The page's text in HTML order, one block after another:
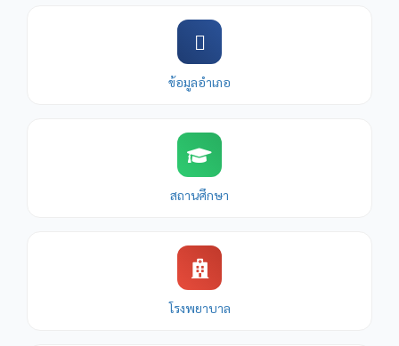
เมืองนครชุม: ตั้งอยู่ฝั่งตะวันตกของแม่น้ำปิง มีโบราณสถานที่
เมืองชากังราว: ตั้งอยู่ฝั่งตะวันออก (ฝั่งตัวเมืองปัจจุบัน) มีการ
สร้างกำแพงเมืองที่แข็งแกร่งด้วยศิลาแลง จนเป็นที่มาของชื่อ
"กำแพงเพชร" ซึ่งหมายถึงกำแพงที่แข็งแกร่งดั่งเพชร
พระบรมธาตุและปลูกต้นพระศรีมหาโพธิ์ที่เมืองนครชุม ทำให้
เมืองนี้กลายเป็นศูนย์กลางพุทธศาสนาที่สำคัญ
ข้อมูลอำเภอ
สถานศึกษา
โรงพยาบาล